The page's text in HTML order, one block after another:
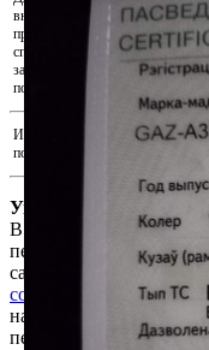
внести задаток. Скачайте
произведите оплату удобным
способом. Для подтверждения
задатка прикрепите документ,
подтверждающий факт оплаты.
Иные документы,
полномочия на участие в
Уважаемый
В соответствии с
персональных данных»
сайте e-auction.by
соглашением интернет-
на обработку
персональных данных.